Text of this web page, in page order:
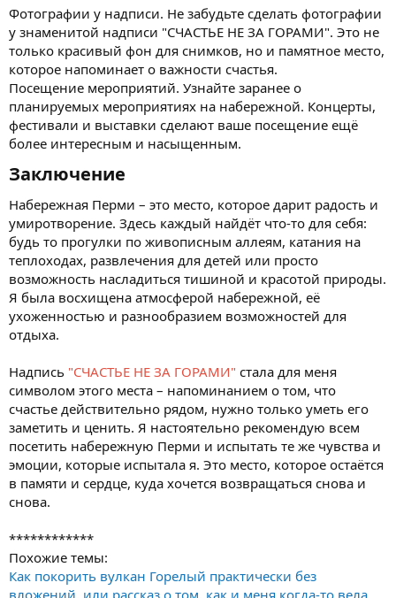
Фотографии у надписи. Не забудьте сделать фотографии
у знаменитой надписи "СЧАСТЬЕ НЕ ЗА ГОРАМИ". Это не
только красивый фон для снимков, но и памятное место,
которое напоминает о важности счастья.
Посещение мероприятий. Узнайте заранее о
планируемых мероприятиях на набережной. Концерты,
фестивали и выставки сделают ваше посещение ещё
более интересным и насыщенным.
Заключение​
Набережная Перми – это место, которое дарит радость и
умиротворение. Здесь каждый найдёт что-то для себя:
будь то прогулки по живописным аллеям, катания на
теплоходах, развлечения для детей или просто
возможность насладиться тишиной и красотой природы.
Я была восхищена атмосферой набережной, её
ухоженностью и разнообразием возможностей для
отдыха.
Надпись "СЧАСТЬЕ НЕ ЗА ГОРАМИ" стала для меня
символом этого места – напоминанием о том, что
счастье действительно рядом, нужно только уметь его
заметить и ценить. Я настоятельно рекомендую всем
посетить набережную Перми и испытать те же чувства и
эмоции, которые испытала я. Это место, которое остаётся
в памяти и сердце, куда хочется возвращаться снова и
снова.
************
Похожие темы:
Как покорить вулкан Горелый практически без
вложений, или рассказ о том, как и меня когда-то вела